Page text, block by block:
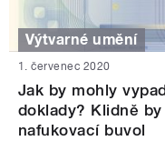
Výtvarné umění
1. červenec 2020
Jak by mohly
doklady? Klidně
nafukovací buvol